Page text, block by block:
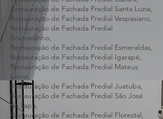
Restauração de Fachada Predial Rio Acima,
Restauração de Fachada Predial Sabará,
Restauração de Fachada Predial Santa Luzia,
Restauração de Fachada Predial Vespasiano,
Restauração de Fachada Predial
Brumadinho,
Restauração de Fachada Predial Esmeraldas,
Restauração de Fachada Predial Igarapé,
Restauração de Fachada Predial Mateus
Leme,
Restauração de Fachada Predial Juatuba,
Restauração de Fachada Predial São José